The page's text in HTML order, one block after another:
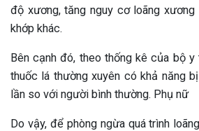
độ xương, tăng nguy cơ loãng xương
khớp khác.
Bên cạnh đó, theo thống kê của bộ
thuốc lá thường xuyên có khả năng
lần so với người bình thường. Phụ nữ
Do vậy, để phòng ngừa quá trình